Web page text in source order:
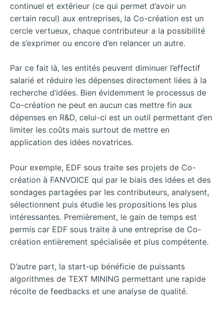
continuel et extérieur (ce qui permet d’avoir un
certain recul) aux entreprises, la Co-création est un
cercle vertueux, chaque contributeur a la possibilité
de s’exprimer ou encore d’en relancer un autre.
Par ce fait là, les entités peuvent diminuer l’effectif
salarié et réduire les dépenses directement liées à la
recherche d’idées. Bien évidemment le processus de
Co-création ne peut en aucun cas mettre fin aux
dépenses en R&D, celui-ci est un outil permettant d’en
limiter les coûts mais surtout de mettre en
application des idées novatrices.
Pour exemple, EDF sous traite ses projets de Co-
création à FANVOICE qui par le biais des idées et des
sondages partagées par les contributeurs, analysent,
sélectionnent puis étudie les propositions les plus
intéressantes. Premièrement, le gain de temps est
permis car EDF sous traite à une entreprise de Co-
création entièrement spécialisée et plus compétente.
D’autre part, la start-up bénéficie de puissants
algorithmes de TEXT MINING permettant une rapide
récolte de feedbacks et une analyse de qualité.